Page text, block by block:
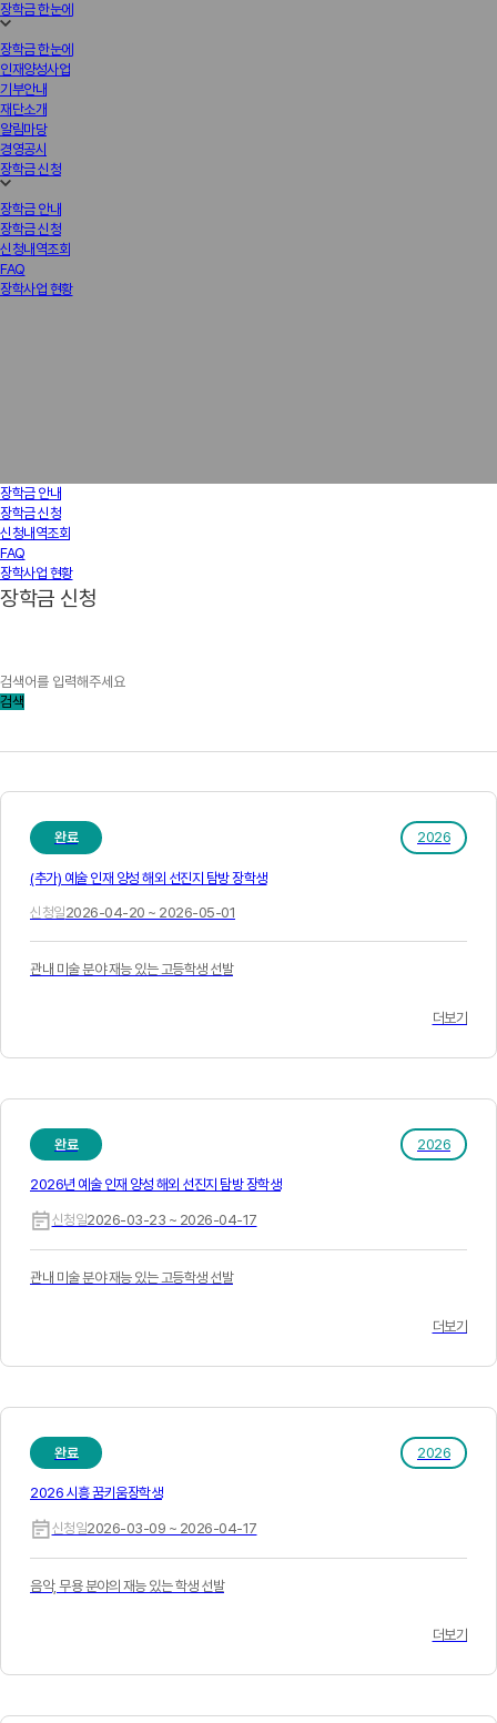
장학금 한눈에
장학금 한눈에
인재양성사업
기부안내
재단소개
알림마당
경영공시
장학금 신청
장학금 안내
장학금 신청
신청내역조회
FAQ
장학사업 현황
장학금 안내
장학금 신청
신청내역조회
FAQ
장학사업 현황
장학금 신청
검색
완료 2026
(추가) 예술 인재 양성 해외 선진지 탐방 장학생
신청일2026-04-20 ~ 2026-05-01
관내 미술 분야 재능 있는 고등학생 선발
더보기
완료 2026
2026년 예술 인재 양성 해외 선진지 탐방 장학생
신청일2026-03-23 ~ 2026-04-17
관내 미술 분야 재능 있는 고등학생 선발
더보기
완료 2026
2026 시흥 꿈키움장학생
신청일2026-03-09 ~ 2026-04-17
음악, 무용 분야의 재능 있는 학생 선발
더보기